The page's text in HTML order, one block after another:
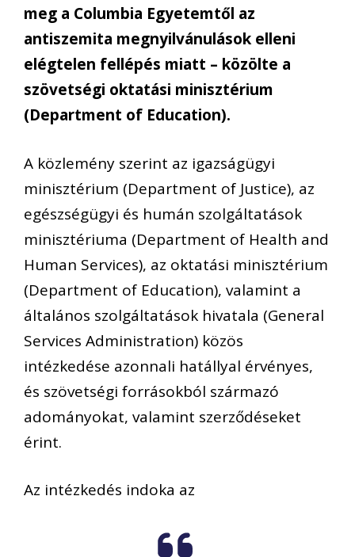
meg a Columbia Egyetemtől az
antiszemita megnyilvánulások elleni
elégtelen fellépés miatt – közölte a
szövetségi oktatási minisztérium
(Department of Education).
A közlemény szerint az igazságügyi
minisztérium (Department of Justice), az
egészségügyi és humán szolgáltatások
minisztériuma (Department of Health and
Human Services), az oktatási minisztérium
(Department of Education), valamint a
általános szolgáltatások hivatala (General
Services Administration) közös
intézkedése azonnali hatállyal érvényes,
és szövetségi forrásokból származó
adományokat, valamint szerződéseket
érint.
Az intézkedés indoka az